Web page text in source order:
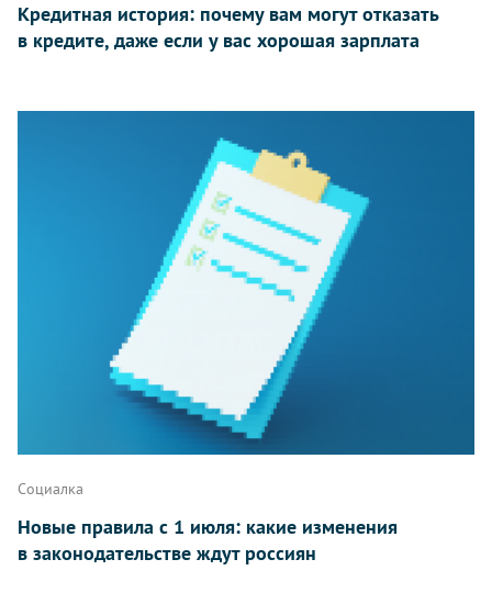
Кредитная история: почему вам могут отказать
в кредите, даже если у вас хорошая зарплата
Социалка
Новые правила с 1 июля: какие изменения
в законодательстве ждут россиян